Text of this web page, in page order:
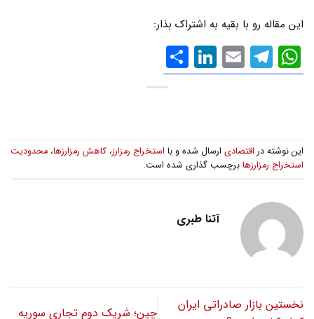
این مقاله رو با بقیه به اشتراک بذار:
WhatsApp
Telegram
Email
LinkedIn
گذاری
این نوشته در اقتصادی ارسال شده و با استخراج رمزارز، کاهش رمزارزها، محدودیت
استخراج رمزارزها برچسب گذاری شده است.
آتنا طبری
نخستین بازار صادراتی ایران
چین؛ شریک دوم تجاری سوریه